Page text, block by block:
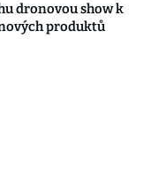
dronovou show k
produktů